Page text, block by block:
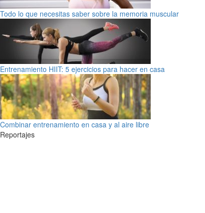
Todo lo que necesitas saber sobre la memoria muscular
Entrenamiento HIIT: 5 ejercicios para hacer en casa
Combinar entrenamiento en casa y al aire libre
Reportajes